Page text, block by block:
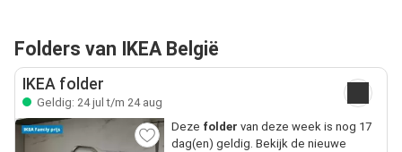
Folders van IKEA België
IKEA folder
Geldig: 24 jul t/m 24 aug
Deze folder van deze week is nog 17
dag(en) geldig. Bekijk de nieuwe